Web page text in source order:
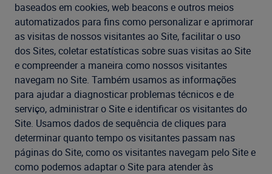
baseados em cookies, web beacons e outros meios
automatizados para fins como personalizar e aprimorar
as visitas de nossos visitantes ao Site, facilitar o uso
dos Sites, coletar estatísticas sobre suas visitas ao Site
e compreender a maneira como nossos visitantes
navegam no Site. Também usamos as informações
para ajudar a diagnosticar problemas técnicos e de
serviço, administrar o Site e identificar os visitantes do
Site. Usamos dados de sequência de cliques para
determinar quanto tempo os visitantes passam nas
páginas do Site, como os visitantes navegam pelo Site e
como podemos adaptar o Site para atender às